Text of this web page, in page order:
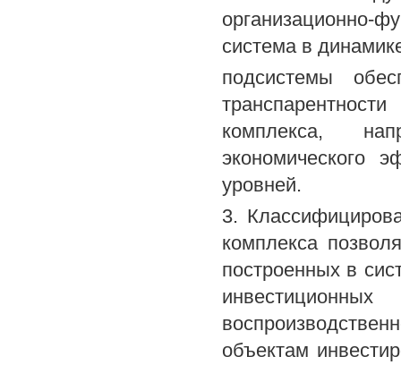
организационно-
система в
подсистемы
комплекса,
экономического
уровней.
3.
комплекса
построенных в
объектам